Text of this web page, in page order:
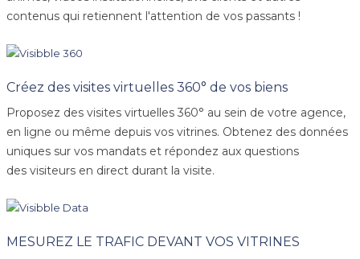
contenus qui retiennent l'attention de vos passants !
Créez des visites virtuelles 360° de vos biens
Proposez des visites virtuelles 360° au sein de votre agence,
en ligne ou même depuis vos vitrines. Obtenez des données
uniques sur vos mandats et répondez aux questions
des visiteurs en direct durant la visite.
MESUREZ LE TRAFIC DEVANT VOS VITRINES